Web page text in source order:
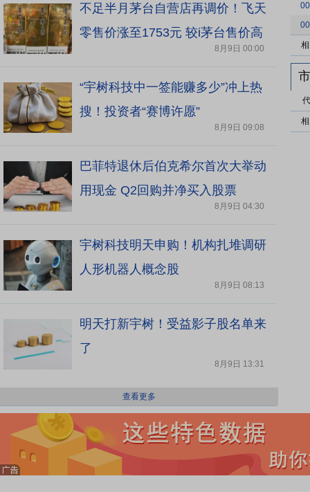
不足半月茅台自营店再调价！飞天
零售价涨至1753元 较i茅台售价高
8月9日 00:00
“宇树科技中一签能赚多少”冲上热
搜！投资者“赛博许愿”
8月9日 09:08
巴菲特退休后伯克希尔首次大举动
用现金 Q2回购并净买入股票
8月9日 04:30
宇树科技明天申购！机构扎堆调研
人形机器人概念股
8月9日 08:13
明天打新宇树！受益影子股名单来
了
8月9日 13:31
查看更多